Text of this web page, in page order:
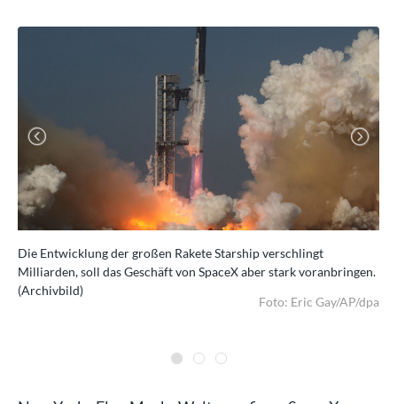
Die Entwicklung der großen Rakete Starship verschlingt
Milliarden, soll das Geschäft von SpaceX aber stark voranbringen.
(Archivbild)
Foto: Eric Gay/AP/dpa